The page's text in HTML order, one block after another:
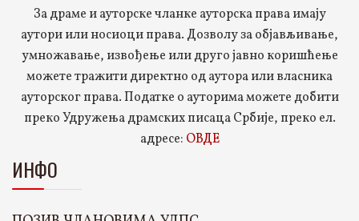
За драме и ауторске чланке ауторска права имају
аутори или носиоци права. Дозволу за објављивање,
умножавање, извођење или друго јавно коришћење
можете тражити директно од аутора или власника
ауторског права. Податке о ауторима можете добити
преко Удружења драмских писаца Србије, преко ел.
адресе: ОВДЕ
ИНФО